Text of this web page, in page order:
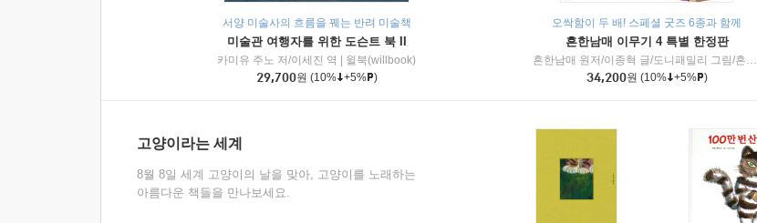
서양 미술사의 흐름을 꿰는 반려 미술책
미술관 여행자를 위한 도슨트 북 II
카미유 주노 저/이세진 역
윌북(willbook)
29,700원 (10% +5% )
오싹함이 두 배! 스페셜 굿즈 6종과 함께
흔한남매 이무기 4 특별 한정판
흔한남매 원저/이종혁 글/도니패밀리 그림/흔한컴퍼니 감수
34,200원 (10% +5% )
고양이라는 세계
8월 8일 세계 고양이의 날을 맞아, 고양이를 노래하는
아름다운 책들을 만나보세요.